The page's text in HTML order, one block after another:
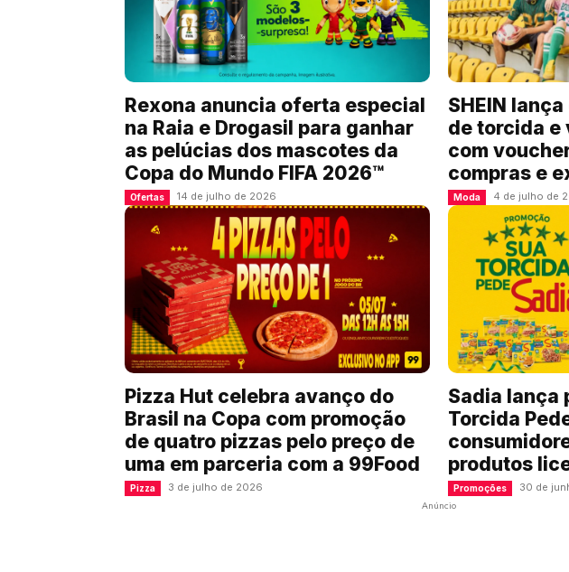
Rexona anuncia oferta especial
na Raia e Drogasil para ganhar
as pelúcias dos mascotes da
Copa do Mundo FIFA 2026™
Ofertas 14 de julho de 2026
SHEIN
de torcida e
com
compras e
Moda 4 de julho de
Pizza Hut celebra avanço do
Brasil na Copa com promoção
de quatro pizzas pelo preço de
uma em parceria com a 99Food
Pizza 3 de julho de 2026
Sadia lança
Torcida
produtos
Promoções 30 de
Anúncio